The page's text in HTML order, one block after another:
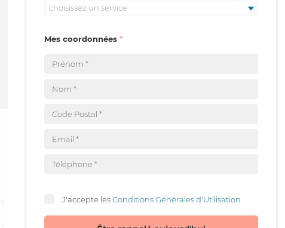
choisissez un service
Mes coordonnées
J'accepte lesConditions Générales d'Utilisation